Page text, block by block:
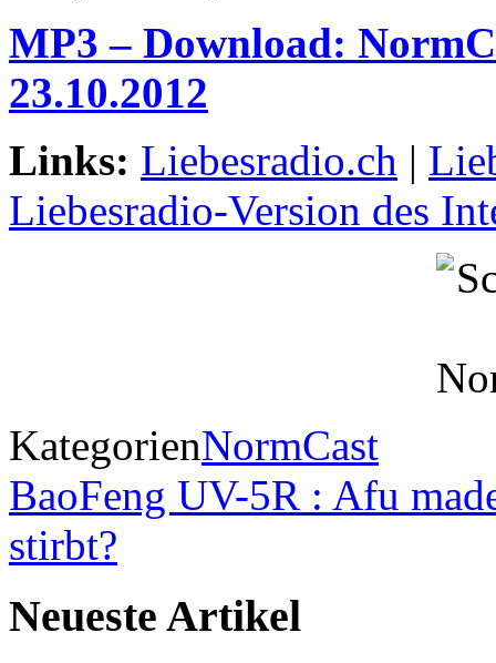
MP3 – Download:
23.10.2012
Links: Liebesradio.ch |
Liebesradio-Version des
KategorienNormCast
BaoFeng UV-5R : Afu
stirbt?
Neueste Artikel